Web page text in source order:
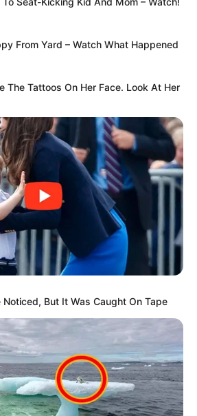
From Yard – Watch What Happened
The Tattoos On Her Face. Look At Her
Noticed, But It Was Caught On Tape